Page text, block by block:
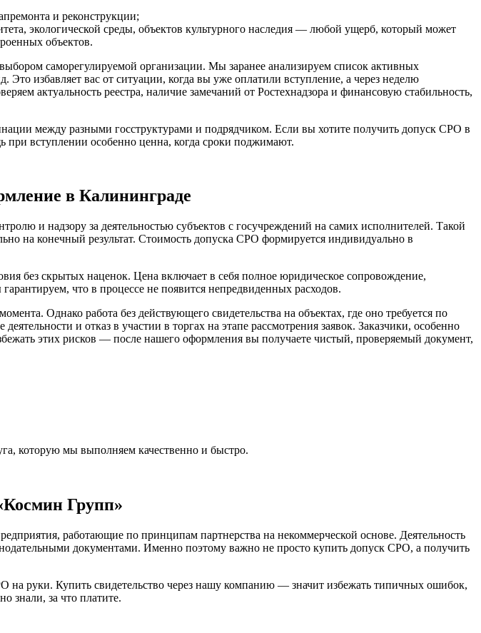
и реконструкции;
экологической среды, объектов культурного наследия — любой ущерб, который может
объектов.
саморегулируемой организации. Мы заранее анализируем список активных
избавляет вас от ситуации, когда вы уже оплатили вступление, а через неделю
актуальность реестра, наличие замечаний от Ростехнадзора и финансовую стабильность,
между разными госструктурами и подрядчиком. Если вы хотите получить допуск СРО в
вступлении особенно ценна, когда сроки поджимают.
в Калининграде
и надзору за деятельностью субъектов с госучреждений на самих исполнителей. Такой
на конечный результат. Стоимость допуска СРО формируется индивидуально в
без скрытых наценок. Цена включает в себя полное юридическое сопровождение,
что в процессе не появится непредвиденных расходов.
Однако работа без действующего свидетельства на объектах, где оно требуется по
и отказ в участии в торгах на этапе рассмотрения заявок. Заказчики, особенно
этих рисков — после нашего оформления вы получаете чистый, проверяемый документ,
которую мы выполняем качественно и быстро.
Групп»
работающие по принципам партнерства на некоммерческой основе. Деятельность
документами. Именно поэтому важно не просто купить допуск СРО, а получить
на руки. Купить свидетельство через нашу компанию — значит избежать типичных ошибок,
знали, за что платите.